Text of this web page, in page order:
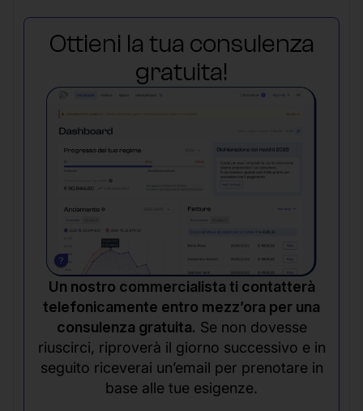
Ottieni la tua consulenza
gratuita!
Un nostro commercialista ti contatterà
telefonicamente entro mezz’ora per una
consulenza gratuita. Se non dovesse
riuscirci, riproverà il giorno successivo e in
seguito riceverai un’email per prenotare in
base alle tue esigenze.